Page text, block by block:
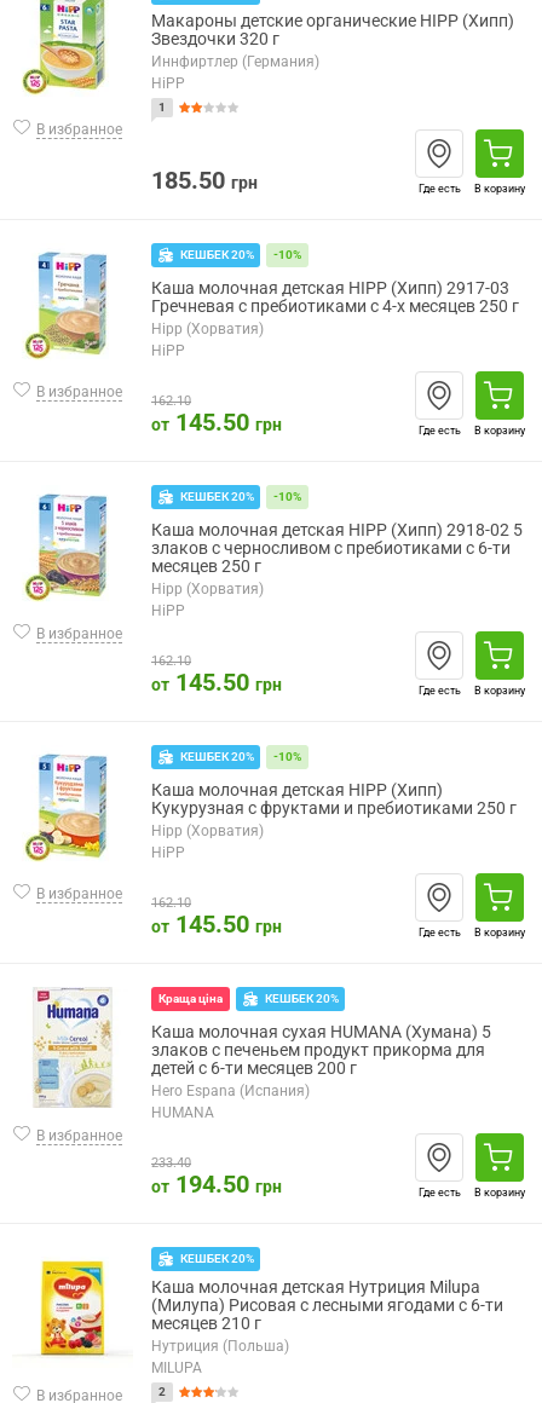
В избранное
Макароны детские органические HIPP (Хипп)
Звездочки 320 г
Иннфиртлер (Германия)
HiPP
1
185.50 грн Где есть В корзину
В избранное
КЕШБЕК 20% -10%
Каша молочная детская HIPP (Хипп) 2917-03
Гречневая с пребиотиками с 4-х месяцев 250 г
Hipp (Хорватия)
HiPP
162.10
от 145.50 грн Где есть В корзину
В избранное
КЕШБЕК 20% -10%
Каша молочная детская HIPP (Хипп) 2918-02 5
злаков с черносливом с пребиотиками с 6-ти
месяцев 250 г
Hipp (Хорватия)
HiPP
162.10
от 145.50 грн Где есть В корзину
В избранное
КЕШБЕК 20% -10%
Каша молочная детская HIPP (Хипп)
Кукурузная с фруктами и пребиотиками 250 г
Hipp (Хорватия)
HiPP
162.10
от 145.50 грн Где есть В корзину
В избранное
Краща ціна КЕШБЕК 20%
Каша молочная сухая HUMANA (Хумана) 5
злаков с печеньем продукт прикорма для
детей с 6-ти месяцев 200 г
Hero Espana (Испания)
HUMANA
233.40
от 194.50 грн Где есть В корзину
В избранное
КЕШБЕК 20%
Каша молочная детская Нутриция Milupa
(Милупа) Рисовая с лесными ягодами с 6-ти
месяцев 210 г
Нутриция (Польша)
MILUPA
2